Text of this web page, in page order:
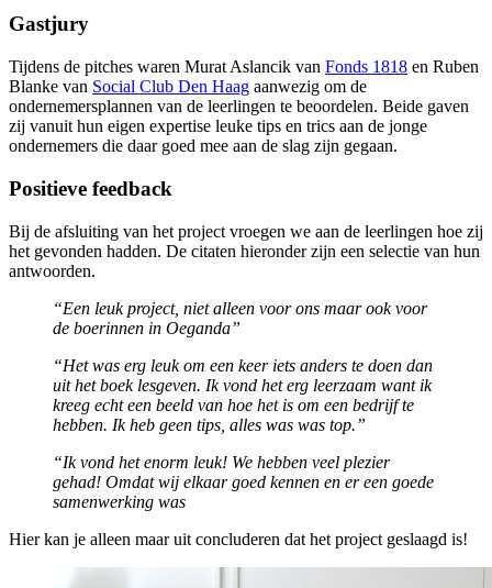
Gastjury
Tijdens de pitches waren Murat Aslancik van Fonds 1818 en Ruben
Blanke van Social Club Den Haag aanwezig om de
ondernemersplannen van de leerlingen te beoordelen. Beide gaven
zij vanuit hun eigen expertise leuke tips en trics aan de jonge
ondernemers die daar goed mee aan de slag zijn gegaan.
Positieve feedback
Bij de afsluiting van het project vroegen we aan de leerlingen hoe zij
het gevonden hadden. De citaten hieronder zijn een selectie van hun
antwoorden.
“Een leuk project, niet alleen voor ons maar ook voor
de boerinnen in Oeganda”
“Het was erg leuk om een keer iets anders te doen dan
uit het boek lesgeven. Ik vond het erg leerzaam want ik
kreeg echt een beeld van hoe het is om een bedrijf te
hebben. Ik heb geen tips, alles was was top.”
“Ik vond het enorm leuk! We hebben veel plezier
gehad! Omdat wij elkaar goed kennen en er een goede
samenwerking was
Hier kan je alleen maar uit concluderen dat het project geslaagd is!